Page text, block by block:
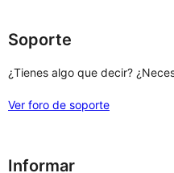
Soporte
¿Tienes algo que decir?
Ver foro de soporte
Informar